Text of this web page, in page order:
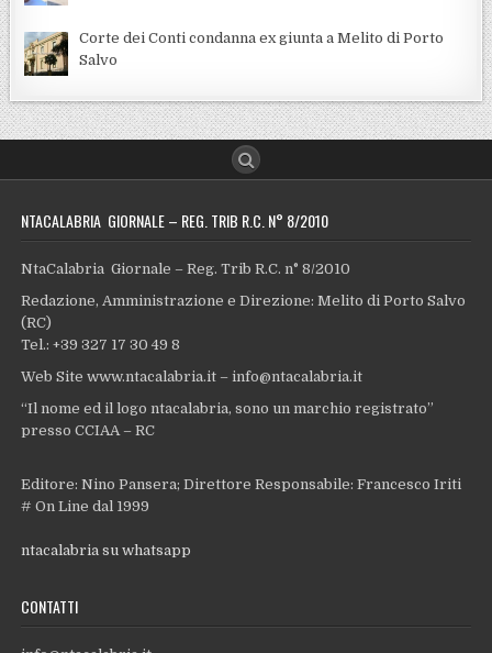
Corte dei Conti condanna ex giunta a Melito di Porto
Salvo
NTACALABRIA GIORNALE – REG. TRIB R.C. N° 8/2010
NtaCalabria Giornale – Reg. Trib R.C. n° 8/2010
Redazione, Amministrazione e Direzione: Melito di Porto Salvo
(RC)
Tel.: +39 327 17 30 49 8
Web Site www.ntacalabria.it – info@ntacalabria.it
“Il nome ed il logo ntacalabria, sono un marchio registrato”
presso CCIAA – RC
Editore: Nino Pansera; Direttore Responsabile: Francesco Iriti
# On Line dal 1999
ntacalabria su whatsapp
CONTATTI